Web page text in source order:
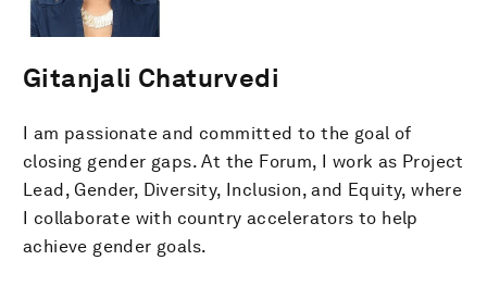
Gitanjali Chaturvedi
I am passionate and committed to the goal of
closing gender gaps. At the Forum, I work as Project
Lead, Gender, Diversity, Inclusion, and Equity, where
I collaborate with country accelerators to help
achieve gender goals.